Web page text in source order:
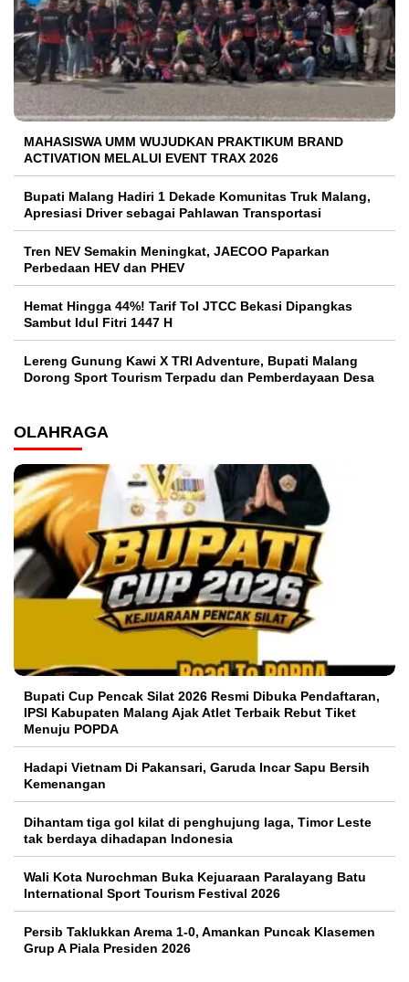
MAHASISWA UMM WUJUDKAN PRAKTIKUM BRAND
ACTIVATION MELALUI EVENT TRAX 2026
Bupati Malang Hadiri 1 Dekade Komunitas Truk Malang,
Apresiasi Driver sebagai Pahlawan Transportasi
Tren NEV Semakin Meningkat, JAECOO Paparkan
Perbedaan HEV dan PHEV
Hemat Hingga 44%! Tarif Tol JTCC Bekasi Dipangkas
Sambut Idul Fitri 1447 H
Lereng Gunung Kawi X TRI Adventure, Bupati Malang
Dorong Sport Tourism Terpadu dan Pemberdayaan Desa
OLAHRAGA
Bupati Cup Pencak Silat 2026 Resmi Dibuka Pendaftaran,
IPSI Kabupaten Malang Ajak Atlet Terbaik Rebut Tiket
Menuju POPDA
Hadapi Vietnam Di Pakansari, Garuda Incar Sapu Bersih
Kemenangan
Dihantam tiga gol kilat di penghujung laga, Timor Leste
tak berdaya dihadapan Indonesia
Wali Kota Nurochman Buka Kejuaraan Paralayang Batu
International Sport Tourism Festival 2026
Persib Taklukkan Arema 1-0, Amankan Puncak Klasemen
Grup A Piala Presiden 2026